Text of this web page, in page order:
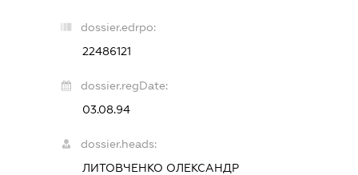
dossier.edrpo:
22486121
dossier.regDate:
03.08.94
dossier.heads:
ЛИТОВЧЕНКО ОЛЕКСАНДР